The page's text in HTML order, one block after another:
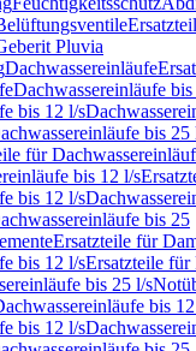
Pluvia
Dachwassereinläufe
Dachwassereinläufe
bis 12 l/s
bis 25
für
bis 12 l/s
bis 12 l/s
bis 25
Ersatzteile für
bis 12 l/sErsatzteile für
bis 25 l/s
bis
bis 12 l/s